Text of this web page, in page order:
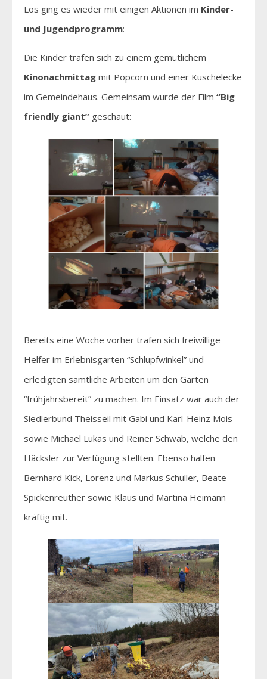
Los ging es wieder mit einigen Aktionen im Kinder-
und Jugendprogramm:
Die Kinder trafen sich zu einem gemütlichem
Kinonachmittag mit Popcorn und einer Kuschelecke
im Gemeindehaus. Gemeinsam wurde der Film “Big
friendly giant” geschaut:
Bereits eine Woche vorher trafen sich freiwillige
Helfer im Erlebnisgarten “Schlupfwinkel” und
erledigten sämtliche Arbeiten um den Garten
“frühjahrsbereit” zu machen. Im Einsatz war auch der
Siedlerbund Theisseil mit Gabi und Karl-Heinz Mois
sowie Michael Lukas und Reiner Schwab, welche den
Häcksler zur Verfügung stellten. Ebenso halfen
Bernhard Kick, Lorenz und Markus Schuller, Beate
Spickenreuther sowie Klaus und Martina Heimann
kräftig mit.